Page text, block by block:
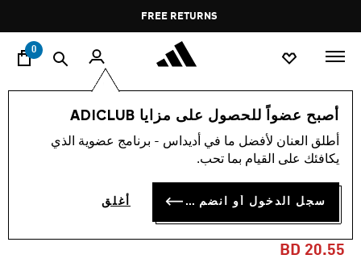
Pause
promotion
rotation
FREE RETURNS
0
أصبح عضواً للحصول على مزايا ADICLUB
أطلق العنان لأفضل ما في أديداس - برنامج عضوية الذي
يكافئك على القيام بما تحب.
سجل الدخول أو انضم الآن أغلق
النساء ملابس
-55%
جيرسي ADILENIUM SEASON
3 SHORT SLEEVE GRAPHICS
BD 20.55